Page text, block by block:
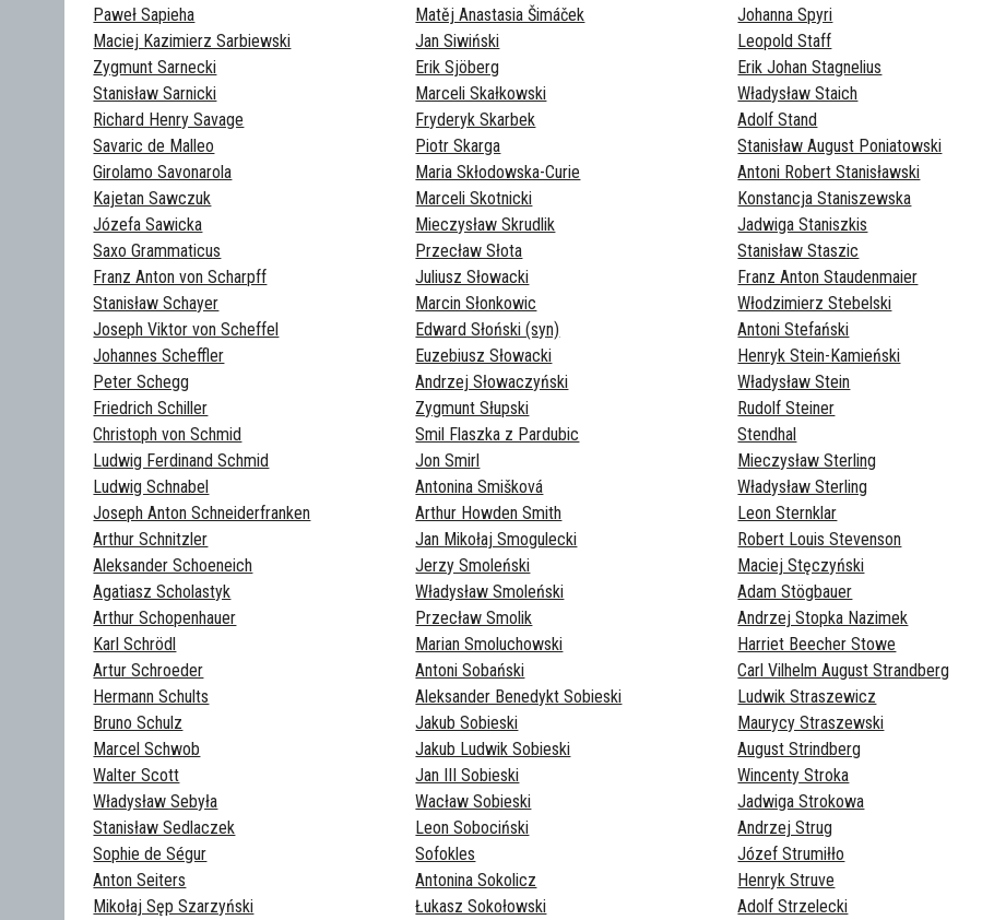
Paweł Sapieha
Maciej Kazimierz Sarbiewski
Zygmunt Sarnecki
Stanisław Sarnicki
Richard Henry Savage
Savaric de Malleo
Girolamo Savonarola
Kajetan Sawczuk
Józefa Sawicka
Saxo Grammaticus
Franz Anton von Scharpff
Stanisław Schayer
Joseph Viktor von Scheffel
Johannes Scheffler
Peter Schegg
Friedrich Schiller
Christoph von Schmid
Ludwig Ferdinand Schmid
Ludwig Schnabel
Joseph Anton Schneiderfranken
Arthur Schnitzler
Aleksander Schoeneich
Agatiasz Scholastyk
Arthur Schopenhauer
Karl Schrödl
Artur Schroeder
Hermann Schults
Bruno Schulz
Marcel Schwob
Walter Scott
Władysław Sebyła
Stanisław Sedlaczek
Sophie de Ségur
Anton Seiters
Mikołaj Sęp Szarzyński
Matěj Anastasia Šimáček
Jan Siwiński
Erik Sjöberg
Marceli Skałkowski
Fryderyk Skarbek
Piotr Skarga
Maria Skłodowska-Curie
Marceli Skotnicki
Mieczysław Skrudlik
Przecław Słota
Juliusz Słowacki
Marcin Słonkowic
Edward Słoński (syn)
Euzebiusz Słowacki
Andrzej Słowaczyński
Zygmunt Słupski
Smil Flaszka z Pardubic
Jon Smirl
Antonina Smišková
Arthur Howden Smith
Jan Mikołaj Smogulecki
Jerzy Smoleński
Władysław Smoleński
Przecław Smolik
Marian Smoluchowski
Antoni Sobański
Aleksander Benedykt Sobieski
Jakub Sobieski
Jakub Ludwik Sobieski
Jan III Sobieski
Wacław Sobieski
Leon Sobociński
Sofokles
Antonina Sokolicz
Łukasz Sokołowski
Johanna Spyri
Leopold Staff
Erik Johan Stagnelius
Władysław Staich
Adolf Stand
Stanisław August Poniatowski
Antoni Robert Stanisławski
Konstancja Staniszewska
Jadwiga Staniszkis
Stanisław Staszic
Franz Anton Staudenmaier
Włodzimierz Stebelski
Antoni Stefański
Henryk Stein-Kamieński
Władysław Stein
Rudolf Steiner
Stendhal
Mieczysław Sterling
Władysław Sterling
Leon Sternklar
Robert Louis Stevenson
Maciej Stęczyński
Adam Stögbauer
Andrzej Stopka Nazimek
Harriet Beecher Stowe
Carl Vilhelm August Strandberg
Ludwik Straszewicz
Maurycy Straszewski
August Strindberg
Wincenty Stroka
Jadwiga Strokowa
Andrzej Strug
Józef Strumiłło
Henryk Struve
Adolf Strzelecki